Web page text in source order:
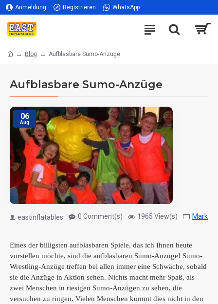
Anmeldung Registrieren WhatsApp
Blog Aufblasbare Sumo-Anzüge
Aufblasbare Sumo-Anzüge
06
Aug
eastinflatables 0 Comment(s) 1965 View(s)
Eines der billigsten aufblasbaren Spiele, das ich Ihnen heute
vorstellen möchte, sind die aufblasbaren Sumo-Anzüge! Sumo-
Wrestling-Anzüge treffen bei allen immer eine Schwäche, sobald
sie die Anzüge in Aktion sehen. Nichts macht mehr Spaß, als
zwei Menschen in riesigen Sumo-Anzügen zu sehen, die
versuchen zu ringen. Vielen Menschen kommt dies nicht in den